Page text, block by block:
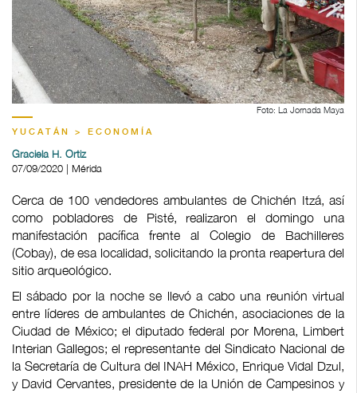
Foto: La Jornada Maya
YUCATÁN > ECONOMÍA
Graciela H. Ortiz
07/09/2020 | Mérida
Cerca de 100 vendedores ambulantes de Chichén Itzá, así
como pobladores de Pisté, realizaron el domingo una
manifestación pacífica frente al Colegio de Bachilleres
(Cobay), de esa localidad, solicitando la pronta reapertura del
sitio arqueológico.
El sábado por la noche se llevó a cabo una reunión virtual
entre líderes de ambulantes de Chichén, asociaciones de la
Ciudad de México; el diputado federal por Morena, Limbert
Interian Gallegos; el representante del Sindicato Nacional de
la Secretaría de Cultura del INAH México, Enrique Vidal Dzul,
y David Cervantes, presidente de la Unión de Campesinos y